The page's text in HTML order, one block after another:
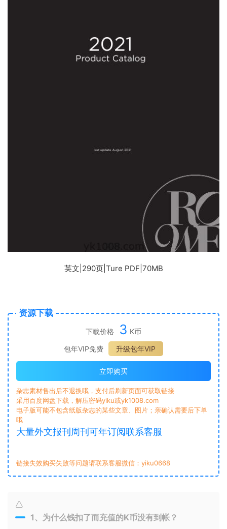
英文|290页|Ture PDF|70MB
资源下载
下载价格 3 K币
包年VIP免费
升级包年VIP
立即购买
杂志素材售出后不退换哦，支付后刷新页面可获取链接
采用百度网盘下载，解压密码yiku或yk1008.com
电子版可能不包含纸版杂志的某些文章、图片；亲确认需要后下单
哦
大量外文报刊周刊可年订阅联系客服
链接失效购买失败等问题请联系客服微信：yiku0668
1、为什么钱扣了而充值的K币没有到帐？